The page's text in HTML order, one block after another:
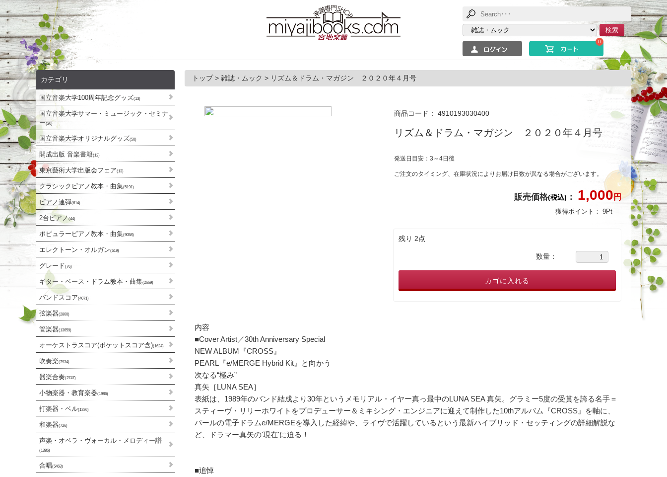
検索
0
カテゴリ
国立音楽大学100周年記念グッズ(13)
国立音楽大学サマー・ミュージック・セミナ
ー(20)
国立音楽大学オリジナルグッズ(50)
開成出版 音楽書籍(12)
東京藝術大学出版会フェア(13)
クラシックピアノ教本・曲集(5191)
ピアノ連弾(614)
2台ピアノ(44)
ポピュラーピアノ教本・曲集(9058)
エレクトーン・オルガン(519)
グレード(76)
ギター・ベース・ドラム教本・曲集(2669)
バンドスコア(4071)
弦楽器(2860)
管楽器(13659)
オーケストラスコア(ポケットスコア含)(1624)
吹奏楽(7934)
器楽合奏(2747)
小物楽器・教育楽器(1986)
打楽器・ベル(1336)
和楽器(726)
声楽・オペラ・ヴォーカル・メロディー譜
(1386)
合唱(5463)
トップ> 雑誌・ムック > リズム＆ドラム・マガジン ２０２０年４月号
商品コード： 4910193030400
リズム＆ドラム・マガジン ２０２０年４月号
発送日目安：3～4日後
ご注文のタイミング、在庫状況によりお届け日数が異なる場合がございます。
販売価格(税込) ： 1,000円
獲得ポイント： 9Pt
残り 2点
数量：
カゴに入れる
内容
■Cover Artist／30th Anniversary Special
NEW ALBUM『CROSS』
PEARL『e/MERGE Hybrid Kit』と向かう
次なる“極み”
真矢［LUNA SEA］
表紙は、1989年のバンド結成より30年というメモリアル・イヤー真っ最中のLUNA SEA 真矢。グラミー5度の受賞を誇る名手＝
スティーヴ・リリーホワイトをプロデューサー＆ミキシング・エンジニアに迎えて制作した10thアルバム『CROSS』を軸に、
パールの電子ドラムe/MERGEを導入した経緯や、ライヴで活躍しているという最新ハイブリッド・セッティングの詳細解説な
ど、ドラマー真矢の'現在'に迫る！
■追悼